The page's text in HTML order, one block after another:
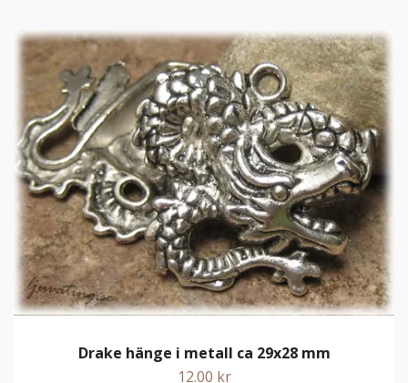
Drake hänge i metall ca 29x28 mm
12.00 kr